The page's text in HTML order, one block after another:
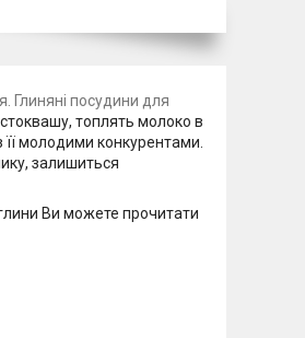
Глиняні посудини для
топлять молоко в
молодими конкурентами.
залишиться
Ви можете прочитати